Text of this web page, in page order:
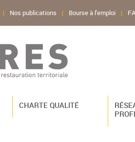
| Nos publications | Bourse à l'emploi |
CHARTE QUALITÉ